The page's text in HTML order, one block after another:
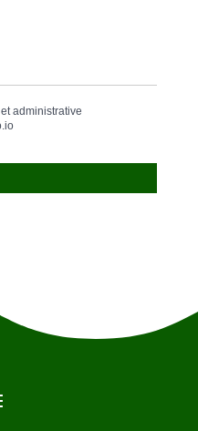
administrative